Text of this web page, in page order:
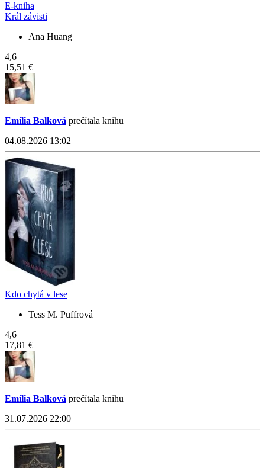
E-kniha
Král závisti
Ana Huang
4,6
15,51 €
Emília Balková prečítala knihu
04.08.2026 13:02
Kdo chytá v lese
Tess M. Puffrová
4,6
17,81 €
Emília Balková prečítala knihu
31.07.2026 22:00